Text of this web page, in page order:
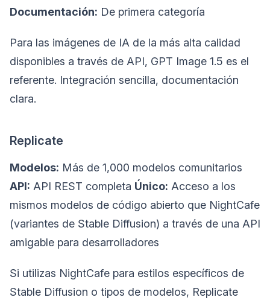
Documentación: De primera categoría
Para las imágenes de IA de la más alta calidad
disponibles a través de API, GPT Image 1.5 es el
referente. Integración sencilla, documentación
clara.
Replicate
Modelos: Más de 1,000 modelos comunitarios
API: API REST completa Único: Acceso a los
mismos modelos de código abierto que NightCafe
(variantes de Stable Diffusion) a través de una API
amigable para desarrolladores
Si utilizas NightCafe para estilos específicos de
Stable Diffusion o tipos de modelos, Replicate